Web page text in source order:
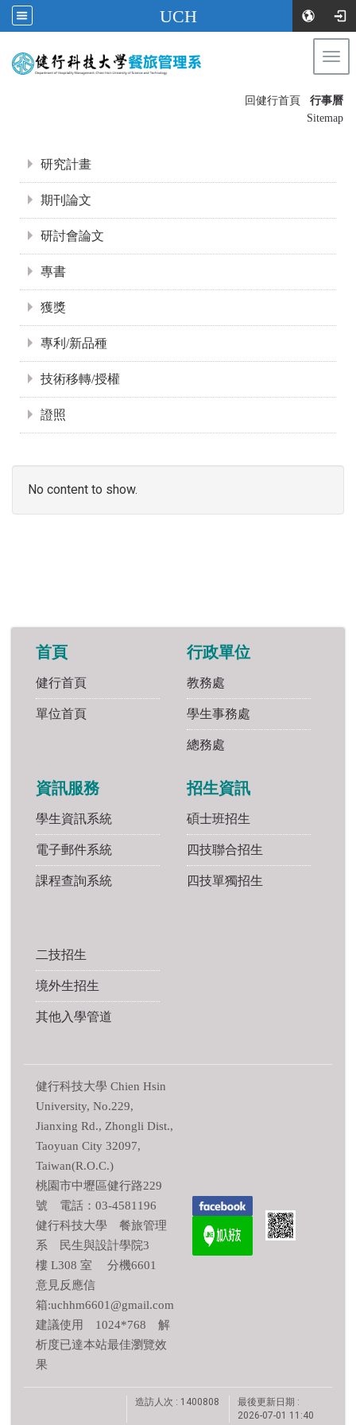
UCH
回健行首頁
行事曆
Sitemap
研究計畫
期刊論文
研討會論文
專書
獲獎
專利/新品種
技術移轉/授權
證照
No content to show.
首頁
健行首頁
單位首頁
行政單位
教務處
學生事務處
總務處
資訊服務
學生資訊系統
電子郵件系統
課程查詢系統
招生資訊
碩士班招生
四技聯合招生
四技單獨招生
二技招生
境外生招生
其他入學管道
健行科技大學 Chien Hsin
University, No.229,
Jianxing Rd., Zhongli Dist.,
Taoyuan City 32097,
Taiwan(R.O.C.)
桃園市中壢區健行路229
號 電話：03-4581196
健行科技大學 餐旅管理
系 民生與設計學院3
樓 L308 室 分機6601
意見反應信
箱:uchhm6601@gmail.com
建議使用 1024*768 解
析度已達本站最佳瀏覽效
果
造訪人次 : 1400808
最後更新日期 :
2026-07-01 11:40